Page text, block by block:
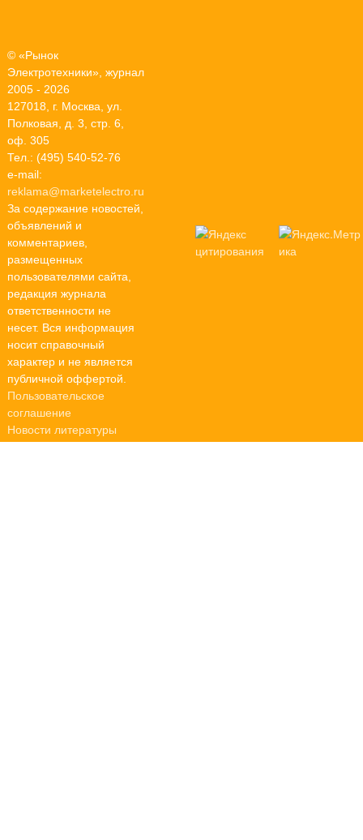
© «Рынок
Электротехники», журнал
2005 - 2026
127018, г. Москва, ул.
Полковая, д. 3, стр. 6,
оф. 305
Тел.: (495) 540-52-76
e-mail:
reklama@marketelectro.ru
За содержание новостей,
объявлений и
комментариев,
размещенных
пользователями сайта,
редакция журнала
ответственности не
несет. Вся информация
носит справочный
характер и не является
публичной оффертой.
Пользовательское
соглашение
Новости литературы